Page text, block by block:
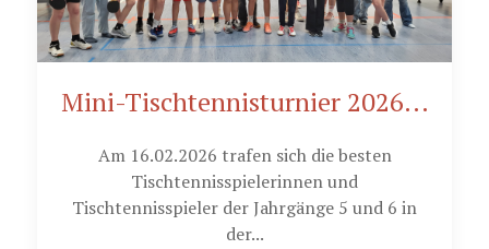
Mini-Tischtennisturnier 2026...
Am 16.02.2026 trafen sich die besten
Tischtennisspielerinnen und
Tischtennisspieler der Jahrgänge 5 und 6 in
der...